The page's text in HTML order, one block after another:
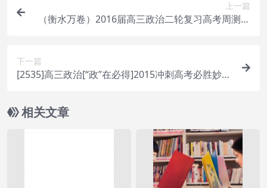
上一篇
（衡水万卷）2016届高三政治二轮复习高考周测卷
下一篇
[2535]高三政治[“政”在必得]2015冲刺高考必胜妙招
相关文章